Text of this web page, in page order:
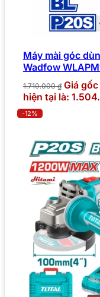
Máy mài góc
Wadfow
1.710.000₫ Giá
hiện tại là:
-12%